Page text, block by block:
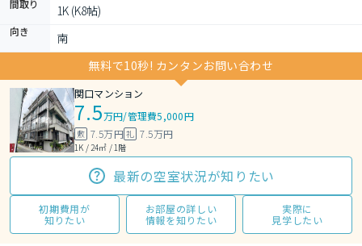
間取り 1K (K8帖)
向き
南
無料で10秒! カンタンお問い合わせ
関口マンション
7.5万円/管理費5,000円
敷 7.5万円礼 7.5万円
1K / 24㎡ / 1階
最新の空室状況が知りたい
初期費用が
知りたい
お部屋の詳しい
情報を知りたい
実際に
見学したい